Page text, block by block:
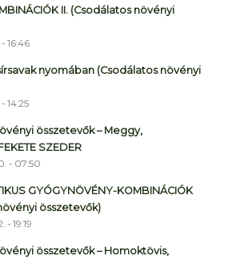
II. (Csodálatos növényi
16:46
nyomában (Csodálatos növényi
14:25
összetevők – Meggy,
SZEDER
- 07:50
GYÓGYNÖVÉNY-KOMBINÁCIÓK
összetevők)
19:19
összetevők – Homoktövis,